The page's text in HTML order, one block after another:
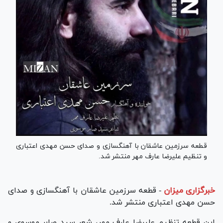
قطعه سرزمین عاشقان با آهنگسازی و صدای حسن مهدی اعتباری
و تنظیم علیرضا عارف مهر منتشر شد.
خبرگزاری میزان - قطعه سرزمین عاشقان با آهنگسازی و صدای
حسن مهدی اعتباری منتشر شد.